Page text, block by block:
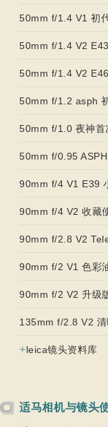
50mm f/1.4 V1 初
50mm f/1.4 V2
50mm f/1.4 V2
50mm f/1.2 asph
50mm f/1.0 夜神首
50mm f/0.95
90mm f/4 V1 E39
90mm f/4 V2 收藏
90mm f/2.8 V2
90mm f/2 V1 色彩
90mm f/2 V2 升级
135mm f/2.8 V2
+leica镜头资料库
适马相机与镜头